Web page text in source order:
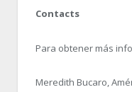
Contacts
Para obtener más
Meredith Bucaro,